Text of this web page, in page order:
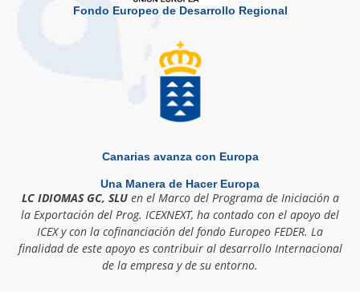
Fondo Europeo de Desarrollo Regional
Canarias avanza con Europa
Una Manera de Hacer Europa
LC IDIOMAS GC, SLUen el Marco del Programa de Iniciación a
la Exportación del Prog. ICEXNEXT, ha contado con el apoyo del
ICEX y con la cofinanciación del fondo Europeo FEDER. La
finalidad de este apoyo es contribuir al desarrollo Internacional
de la empresa y de su entorno.